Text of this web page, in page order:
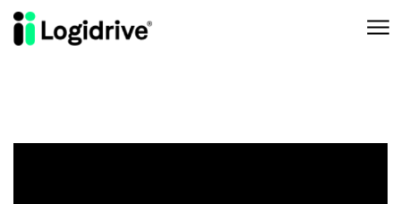
Aller au contenu principal